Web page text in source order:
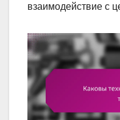
взаимодействие с